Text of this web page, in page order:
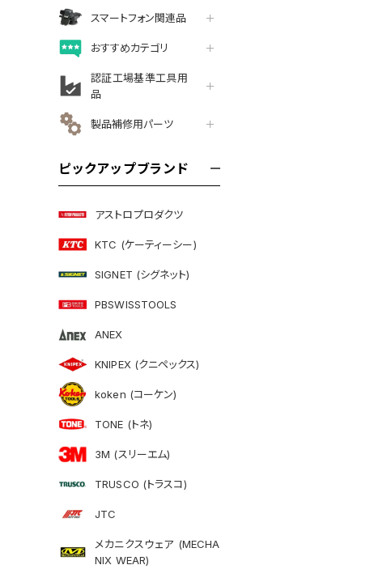
スマートフォン関連品
おすすめカテゴリ
認証工場基準工具用
品
製品補修用パーツ
ピックアップブランド
アストロプロダクツ
KTC (ケーティーシー)
SIGNET (シグネット)
PBSWISSTOOLS
ANEX
KNIPEX (クニペックス)
koken (コーケン)
TONE (トネ)
3M (スリーエム)
TRUSCO (トラスコ)
JTC
メカニクスウェア (MECHA
NIX WEAR)